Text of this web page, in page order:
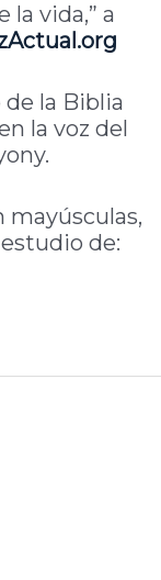
la vida,” a
.org
la Biblia
la voz del
mayúsculas,
de: